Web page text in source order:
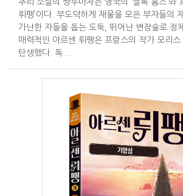
추리 소설의 쌍두마차는 영국의 ‘셜록 홈즈’와
뤼팽’이다. 부도덕하게 재물을 모은 부자들의
가난한 자들을 돕는 도둑, 뛰어난 변장술로 정
매력적인 아르센 뤼팽은 프랑스의 작가 모리스
탄생했다. 독...